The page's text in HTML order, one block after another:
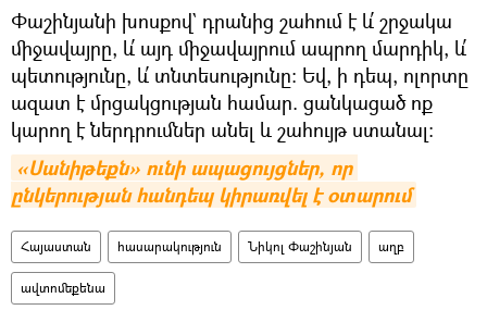
Փաշինյանի խոսքով` դրանից շահում է և՛ շրջակա
միջավայրը, և՛ այդ միջավայրում ապրող մարդիկ, և՛
պետությունը, և՛ տնտեսությունը: Եվ, ի դեպ, ոլորտը
ազատ է մրցակցության համար. ցանկացած ոք
կարող է ներդրումներ անել և շահույթ ստանալ:
«Սանիթեքն» ունի ապացույցներ, որ
ընկերության հանդեպ կիրառվել է օտարում
Հայաստան հասարակություն Նիկոլ Փաշինյան աղբ
ավտոմեքենա